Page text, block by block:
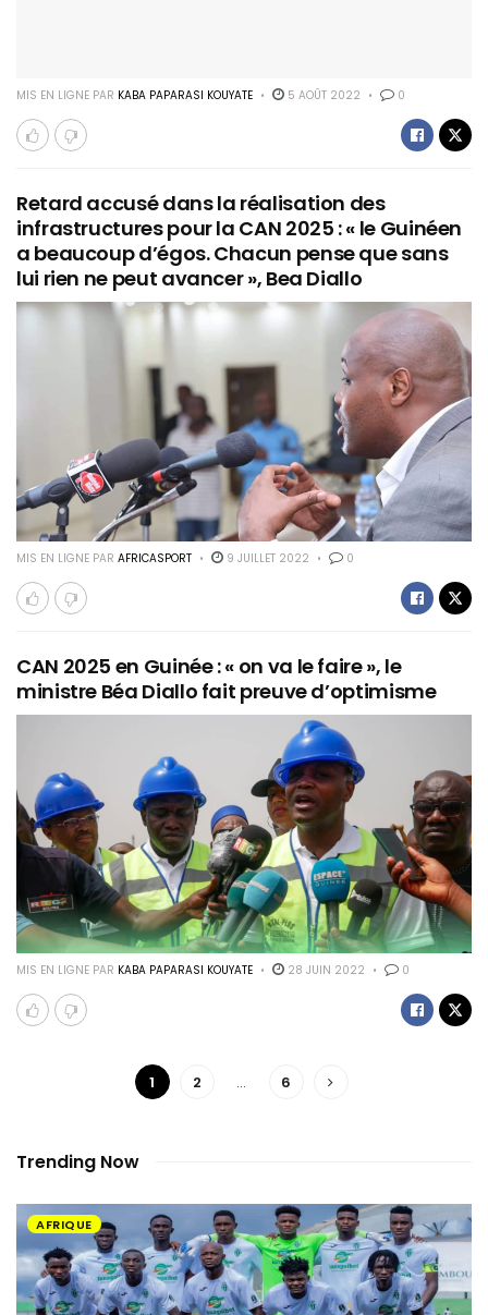
MIS EN LIGNE PAR KABA PAPARASI KOUYATE 5 AOÛT 2022 0
Retard accusé dans la réalisation des
infrastructures pour la CAN 2025 : « le Guinéen
a beaucoup d’égos. Chacun pense que sans
lui rien ne peut avancer », Bea Diallo
MIS EN LIGNE PAR AFRICASPORT 9 JUILLET 2022 0
CAN 2025 en Guinée : « on va le faire », le
ministre Béa Diallo fait preuve d’optimisme
MIS EN LIGNE PAR KABA PAPARASI KOUYATE 28 JUIN 2022 0
1 2 … 6
Trending Now
AFRIQUE